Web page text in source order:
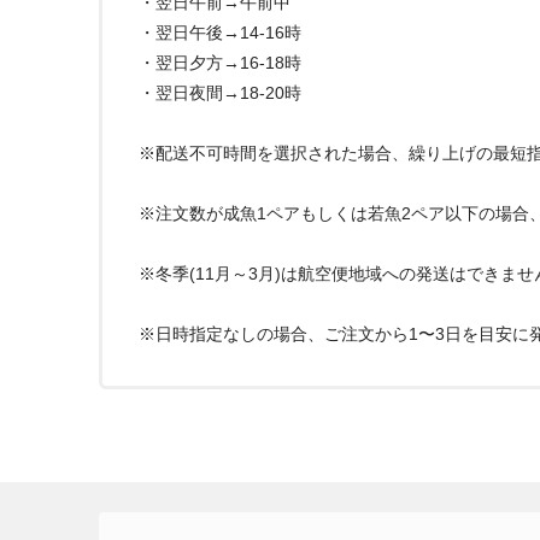
・翌日午後→14-16時
・翌日夕方→16-18時
・翌日夜間→18-20時
※配送不可時間を選択された場合、繰り上げの最短
※注文数が成魚1ペアもしくは若魚2ペア以下の場合
※冬季(11月～3月)は航空便地域への発送はできませ
※日時指定なしの場合、ご注文から1〜3日を目安に